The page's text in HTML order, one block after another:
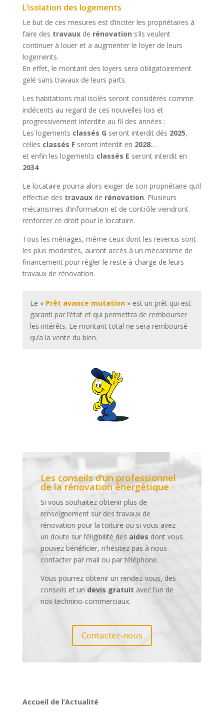
L’isolation des logements
Le but de ces mesures est d’inciter les propriétaires à
faire des travauxde rénovation s’ils veulent
continuer à louer et a augmenter le loyer de leurs
logements.
En effet, le montant des loyers sera obligatoirement
gelé sans travaux de leurs parts.
Les habitations mal isolés seront considérés comme
indécents au regard de ces nouvelles lois et
progressivement interdite au fil des années :
Les logements classés G seront interdit dés 2025,
celles classés F seront interdit en 2028…
et enfin les logements classés E seront interdit en
2034
Le locataire pourra alors exiger de son propriétaire qu’il
effectue des travauxde rénovation. Plusieurs
mécanismes d’information et de contrôle viendront
renforcer ce droit pour le locataire.
Tous les ménages, même ceux dont les revenus sont
les plus modestes, auront accès à un mécanisme de
financement pour régler le reste à charge de leurs
travaux de rénovation.
Le « Prêt avance mutation» est un prêt qui est
garanti par l’état et qui permettra de rembourser
les intérêts. Le montant total ne sera remboursé
qu’a la vente du bien.
Les conseils d’un professionnel
de la rénovation énergétique
Si vous souhaitez obtenir plus de
renseignement sur des travaux de
rénovation pour la toiture ou si vous avez
un doute sur l’éligibilité des aides dont vous
pouvez bénéficier, n’hésitez pas à nous
contacter par mail ou par téléphone.
Vous pourrez obtenir un rendez-vous, des
conseils et un devis gratuit avec l’un de
nos technino-commerciaux.
Contactez-nous
Accueil de l’Actualité